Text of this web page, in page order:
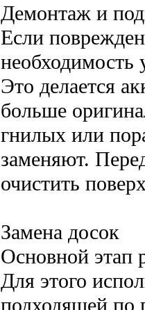
Демонтаж и
Если
необходимость
Это делается
больше
гнилых или
заменяют.
очистить
Замена досок
Основной этап
Для этого
подходящей по